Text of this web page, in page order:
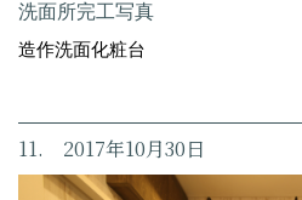
洗面所完工写真
造作洗面化粧台
11. 2017年10月30日